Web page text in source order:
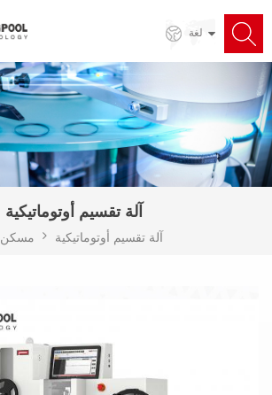
لغة
آلة تقسيم أوتوماتيكية
مسكن آلة تقسيم أوتوماتيكية